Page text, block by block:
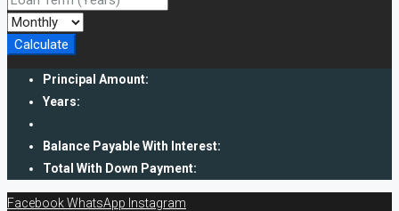
Calculate
Principal Amount:
Years:
Balance Payable With Interest:
Total With Down Payment:
FacebookWhatsApp Instagram